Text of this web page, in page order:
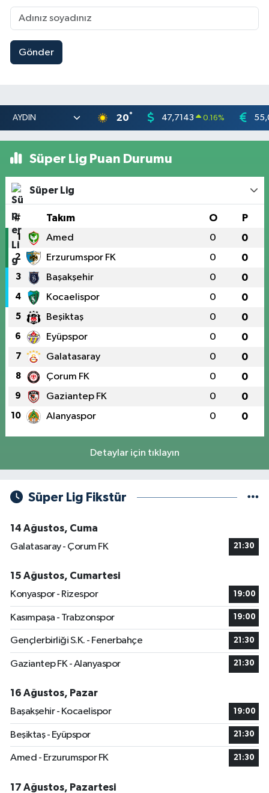
Gönder
20° 47,7143 0.16%
Süper Lig Puan Durumu
Süper Lig
# Takım O P
1 Amed 0 0
2 Erzurumspor FK 0 0
3 Başakşehir 0 0
4 Kocaelispor 0 0
5 Beşiktaş 0 0
6 Eyüpspor 0 0
7 Galatasaray 0 0
8 Çorum FK 0 0
9 Gaziantep FK 0 0
10 Alanyaspor 0 0
Detaylar için tıklayın
Süper Lig Fikstür
14 Ağustos, Cuma
Galatasaray - Çorum FK
21:30
15 Ağustos, Cumartesi
Konyaspor - Rizespor
19:00
Kasımpaşa - Trabzonspor 19:00
Gençlerbirliği S.K. - Fenerbahçe 21:30
Gaziantep FK - Alanyaspor 21:30
16 Ağustos, Pazar
Başakşehir - Kocaelispor
19:00
Beşiktaş - Eyüpspor 21:30
Amed - Erzurumspor FK 21:30
17 Ağustos, Pazartesi